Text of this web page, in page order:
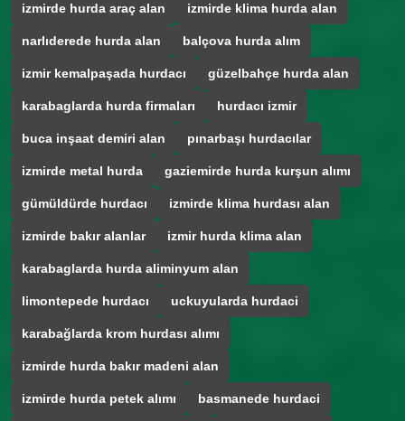
izmirde hurda araç alan izmirde klima hurda alan
narlıderede hurda alan balçova hurda alım
izmir kemalpaşada hurdacı güzelbahçe hurda alan
karabaglarda hurda firmaları hurdacı izmir
buca inşaat demiri alan pınarbaşı hurdacılar
izmirde metal hurda gaziemirde hurda kurşun alımı
gümüldürde hurdacı izmirde klima hurdası alan
izmirde bakır alanlar izmir hurda klima alan
karabaglarda hurda aliminyum alan
limontepede hurdacı uckuyularda hurdaci
karabağlarda krom hurdası alımı
izmirde hurda bakır madeni alan
izmirde hurda petek alımı basmanede hurdaci